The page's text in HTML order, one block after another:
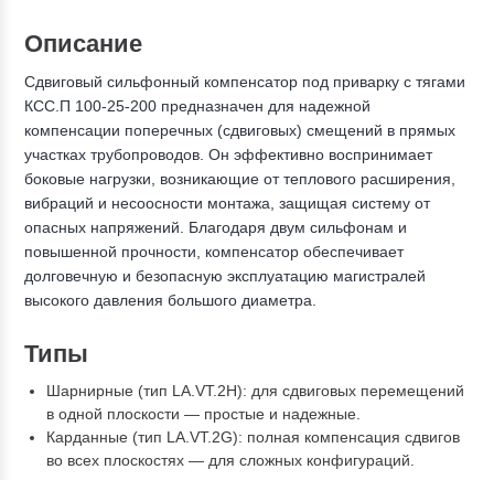
Описание
Сдвиговый сильфонный компенсатор под приварку с тягами
КСС.П 100-25-200 предназначен для надежной
компенсации поперечных (сдвиговых) смещений в прямых
участках трубопроводов. Он эффективно воспринимает
боковые нагрузки, возникающие от теплового расширения,
вибраций и несоосности монтажа, защищая систему от
опасных напряжений. Благодаря двум сильфонам и
повышенной прочности, компенсатор обеспечивает
долговечную и безопасную эксплуатацию магистралей
высокого давления большого диаметра.
Типы
Шарнирные (тип LA.VT.2H): для сдвиговых перемещений
в одной плоскости — простые и надежные.
Карданные (тип LA.VT.2G): полная компенсация сдвигов
во всех плоскостях — для сложных конфигураций.